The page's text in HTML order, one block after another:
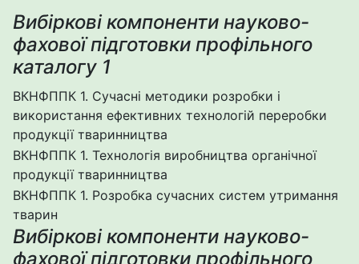
Вибіркові компоненти науково-
фахової підготовки профільного
каталогу 1
ВКНФППК 1. Сучасні методики розробки і
використання ефективних технологій переробки
продукції тваринництва
ВКНФППК 1. Технологія виробництва органічної
продукції тваринництва
ВКНФППК 1. Розробка сучасних систем утримання
тварин
Вибіркові компоненти науково-
фахової підготовки профільного